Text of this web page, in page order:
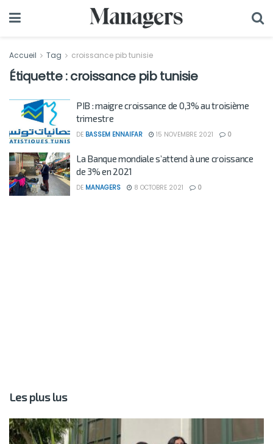
Accueil Tag croissance pib tunisie
Étiquette :croissance pib tunisie
PIB : maigre croissance de 0,3% au troisième
trimestre
DE BASSEM ENNAIFAR 15 NOVEMBRE 2021 0
La Banque mondiale s’attend à une croissance
de 3% en 2021
DE MANAGERS 8 OCTOBRE 2021 0
Les plus lus